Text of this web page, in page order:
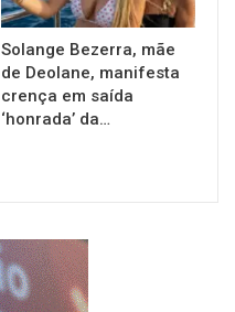
Solange Bezerra, mãe
de Deolane, manifesta
crença em saída
‘honrada’ da…